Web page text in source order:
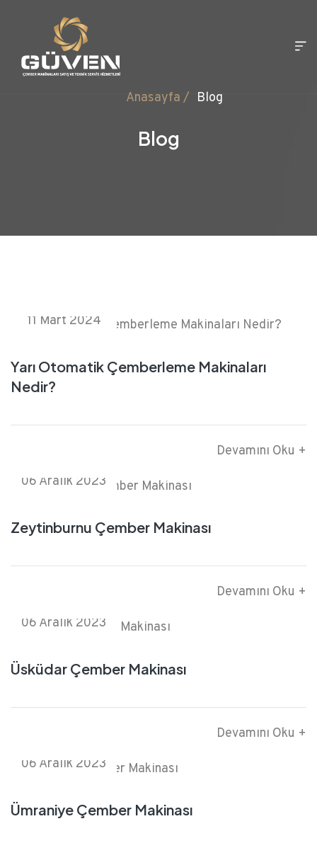
Anasayfa / Blog
Blog
11 Mart 2024
Yarı Otomatik Çemberleme Makinaları
Nedir?
Devamını Oku +
06 Aralık 2023
Zeytinburnu Çember Makinası
Devamını Oku +
06 Aralık 2023
Üsküdar Çember Makinası
Devamını Oku +
06 Aralık 2023
Ümraniye Çember Makinası